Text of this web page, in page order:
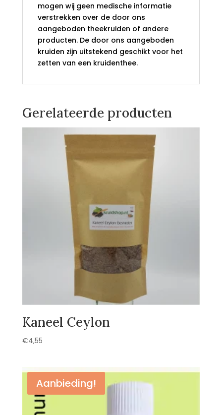
mogen wij geen medische informatie
verstrekken over de door ons
aangeboden theekruiden of andere
producten. De door ons aangeboden
kruiden zijn uitstekend geschikt voor het
zetten van een kruidenthee.
Gerelateerde producten
Kaneel Ceylon
€4,55
Aanbieding!